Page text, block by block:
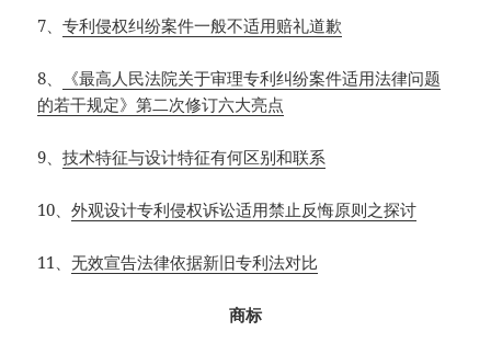
7 、专利侵权纠纷案件一般不适用赔礼道歉
8
《最高人民法院关于审理专利纠纷案件适用法律问题
的若干规定》第二次修订六大亮点
9 、技术特征与设计特征有何区别和联系
10 、外观设计专利侵权诉讼适用禁止反悔原则之探讨
11 、无效宣告法律依据新旧专利法对比
商标